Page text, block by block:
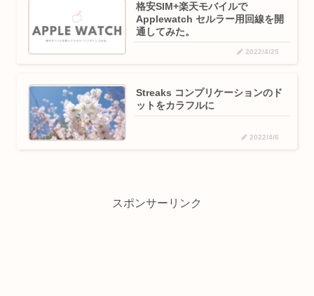
格安SIM+楽天モバイルで
Applewatch セルラー用回線を開
通してみた。
2022/4/25
Streaks コンプリケーションのド
ットをカラフルに
2022/4/6
スポンサーリンク